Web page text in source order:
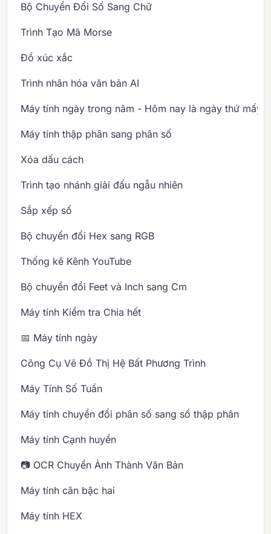
Bộ Chuyển Đổi Số Sang Chữ
Trình Tạo Mã Morse
Đổ xúc xắc
Trình nhân hóa văn bản AI
Máy tính ngày trong năm - Hôm nay là ngày thứ mấy
Máy tính thập phân sang phân số
Xóa dấu cách
Trình tạo nhánh giải đấu ngẫu nhiên
Sắp xếp số
Bộ chuyển đổi Hex sang RGB
Thống kê Kênh YouTube
Bộ chuyển đổi Feet và Inch sang Cm
Máy tính Kiểm tra Chia hết
📅 Máy tính ngày
Công Cụ Vẽ Đồ Thị Hệ Bất Phương Trình
Máy Tính Số Tuần
Máy tính chuyển đổi phân số sang số thập phân
Máy tính Cạnh huyền
📷 OCR Chuyển Ảnh Thành Văn Bản
Máy tính căn bậc hai
Máy tính HEX